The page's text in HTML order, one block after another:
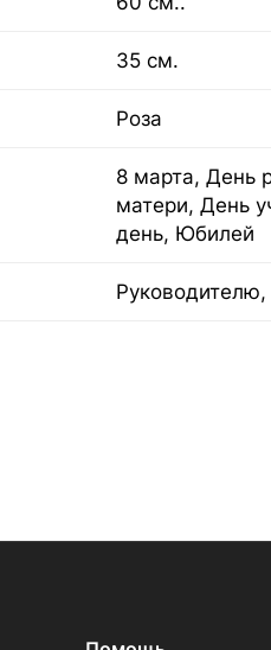
35 см.
Роза
8 марта, День
матери, День
день, Юбилей